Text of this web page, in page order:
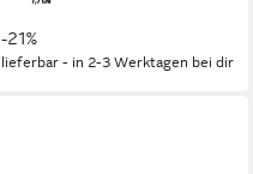
13,70 €
-21%
lieferbar - in 2-3 Werktagen bei dir